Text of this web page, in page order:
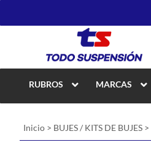
RUBROS MARCAS
Inicio > BUJES / KITS DE BUJES >